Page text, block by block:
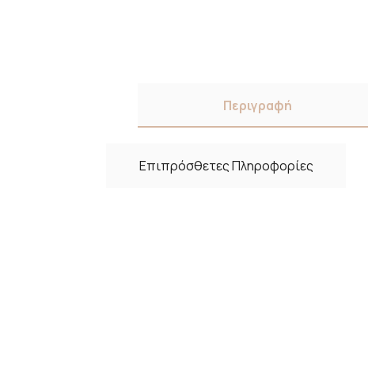
Περιγραφή
Επιπρόσθετες Πληροφορίες